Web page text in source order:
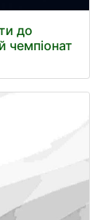
до
чемпіонат